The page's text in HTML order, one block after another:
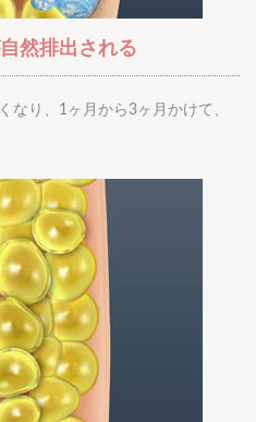
然排出される
なり、1ヶ月から3ヶ月かけて、